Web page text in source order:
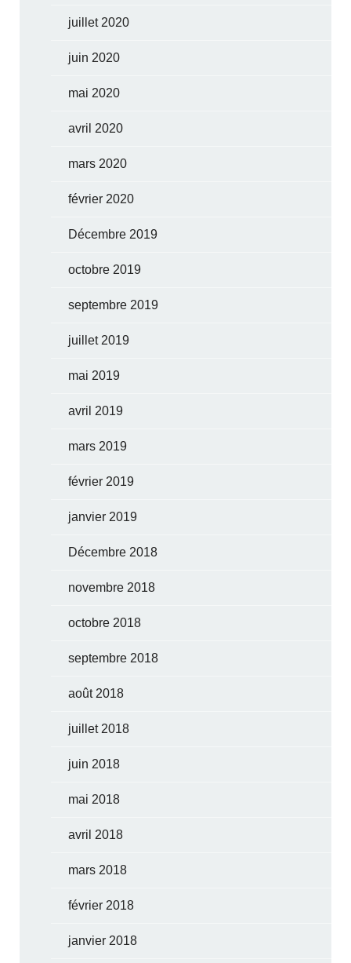
juillet 2020
juin 2020
mai 2020
avril 2020
mars 2020
février 2020
Décembre 2019
octobre 2019
septembre 2019
juillet 2019
mai 2019
avril 2019
mars 2019
février 2019
janvier 2019
Décembre 2018
novembre 2018
octobre 2018
septembre 2018
août 2018
juillet 2018
juin 2018
mai 2018
avril 2018
mars 2018
février 2018
janvier 2018